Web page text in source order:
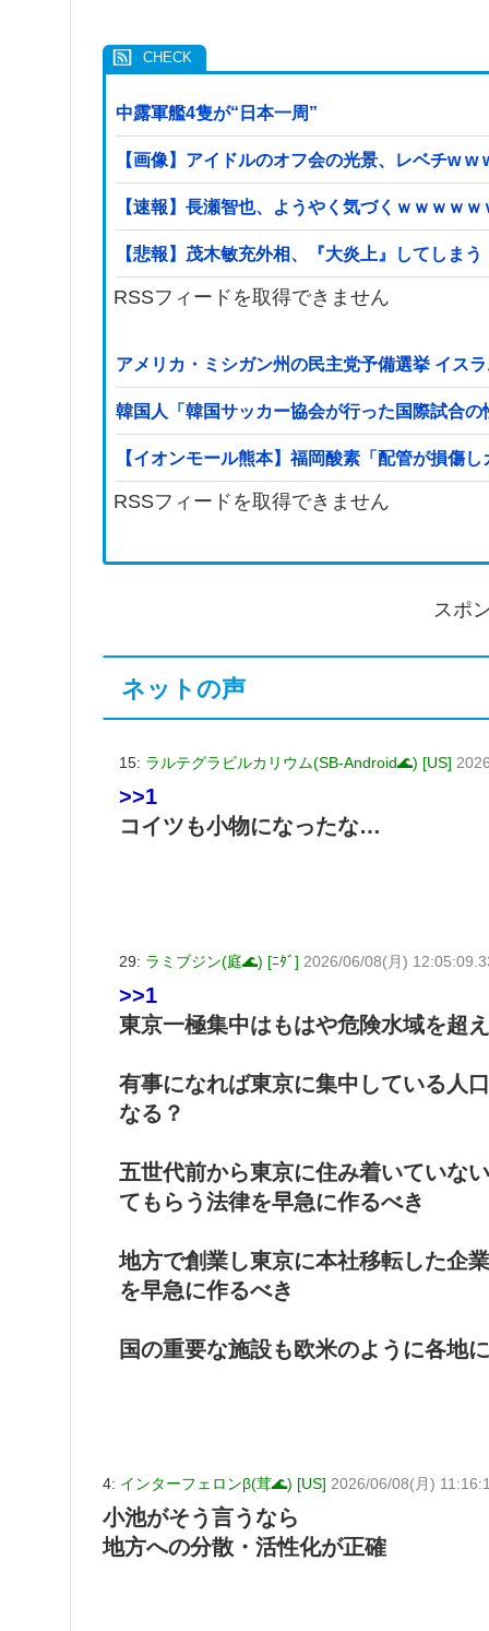
中露軍艦4隻が“日本一周”
【画像】アイドルのオフ会の光景、レベチw w
【速報】長瀬智也、ようやく気づくｗｗｗｗｗ
【悲報】茂木敏充外相、『大炎上』してしま
RSSフィードを取得できません
アメリカ・ミシガン州の民主党予備選挙 イス
韓国人「韓国サッカー協会が行った国際試合
【イオンモール熊本】福岡酸素「配管が損傷
RSSフィードを取得できません
スポ
ネットの声
15: ラルテグラビルカリウム(SB-Android🌊) [US]
>>1
コイツも小物になったな…
29: ラミブジン(庭🌊) [ﾆﾀﾞ] 2026/06/08(月)
>>1
東京一極集中はもはや危険水域を超
有事になれば東京に集中している人
なる？
五世代前から東京に住み着いていな
てもらう法律を早急に作るべき
地方で創業し東京に本社移転した企
を早急に作るべき
国の重要な施設も欧米のように各地
4: インターフェロンβ(茸🌊) [US] 2026/06/08(月)
小池がそう言うなら
地方への分散・活性化が正確